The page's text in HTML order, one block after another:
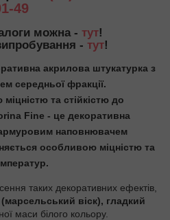
49
можна - тут!
- тут!
акрилова штукатурка з
середньої фракції.
та стійкістю до
Fine - це декоративна
наповнювачем
особливою міцністю та
таких декоративних ефектів,
віск), гладкий
маси білого кольору.